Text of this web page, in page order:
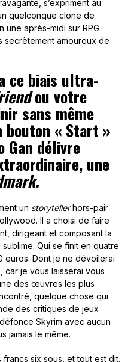
s’expriment au
quelconque clone de
une après-midi sur RPG
secrètement amoureux de
ce biais ultra-
ou votre
sans même
bouton « Start »
Gan délivre
une
un storytellerhors-pair
Il a choisi de faire
dirigeant et composant la
Qui se finit en quatre
euros. Dont je ne dévoilerai
car je vous laisserai vous
des œuvres les plus
quelque chose qui
des critiques de jeux
Skyrim avec aucun
jamais le même.
six sous, et tout est dit.